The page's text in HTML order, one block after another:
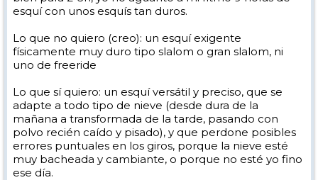
esquí con unos esquís tan duros.
Lo que no quiero (creo): un esquí exigente
físicamente muy duro tipo slalom o gran slalom, ni
uno de freeride
Lo que sí quiero: un esquí versátil y preciso, que se
adapte a todo tipo de nieve (desde dura de la
mañana a transformada de la tarde, pasando con
polvo recién caído y pisado), y que perdone posibles
errores puntuales en los giros, porque la nieve esté
muy bacheada y cambiante, o porque no esté yo fino
ese día.